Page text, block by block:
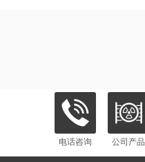
电话咨询 公司产品